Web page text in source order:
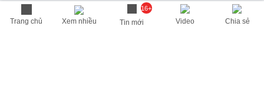
Trang chủ Xem nhiều
16+
Tin mới Video Chia sẻ